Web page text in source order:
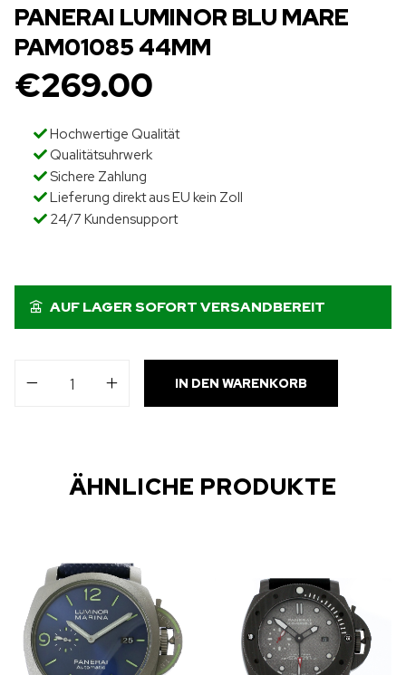
PANERAI LUMINOR BLU MARE
PAM01085 44MM
€269.00
Hochwertige Qualität
Qualitätsuhrwerk
Sichere Zahlung
Lieferung direkt aus EU kein Zoll
24/7 Kundensupport
AUF LAGER SOFORT VERSANDBEREIT
IN DEN WARENKORB
ÄHNLICHE PRODUKTE